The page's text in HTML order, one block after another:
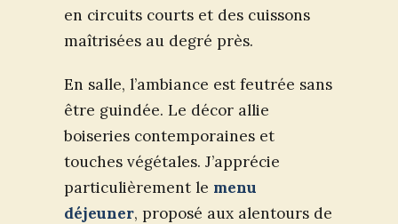
en circuits courts et des cuissons
maîtrisées au degré près.
En salle, l’ambiance est feutrée sans
être guindée. Le décor allie
boiseries contemporaines et
touches végétales. J’apprécie
particulièrement le menu
déjeuner, proposé aux alentours de